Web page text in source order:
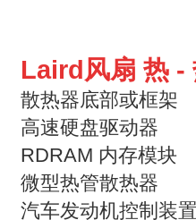
Laird风扇 热 -
散热器底部或框架
高速硬盘驱动器
RDRAM 内存模块
微型热管散热器
汽车发动机控制装